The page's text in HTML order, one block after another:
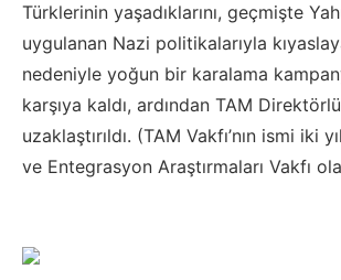
Türklerinin yaşadıklarını, geçmişte
uygulanan Nazi politikalarıyla
nedeniyle yoğun bir karalama
karşıya kaldı, ardından TAM
uzaklaştırıldı. (TAM Vakfı’nın ismi iki
ve Entegrasyon Araştırmaları Vakfı